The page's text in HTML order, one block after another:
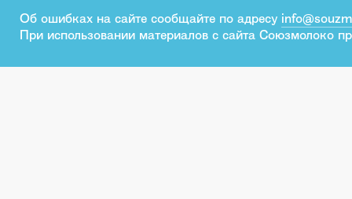
Об ошибках на сайте сообщайте по адресу
При использовании материалов с сайта Союзмолоко